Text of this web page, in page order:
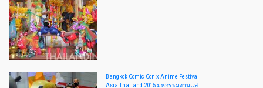
Bangkok Comic Con x Anime Festival
Asia Thailand 2015 มหกรรมงานแส